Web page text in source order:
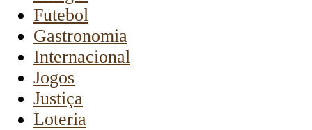
Futebol
Gastronomia
Internacional
Jogos
Justiça
Loteria